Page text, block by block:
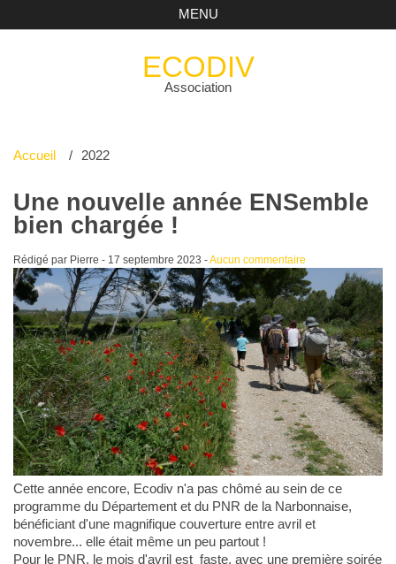
ECODIV
Association
MENU
Accueil 2022
Une nouvelle année ENSemble
bien chargée !
Rédigé par Pierre - 17 septembre 2023 -Aucun commentaire
Cette année encore, Ecodiv n'a pas chômé au sein de ce
programme du Département et du PNR de la Narbonnaise,
bénéficiant d'une magnifique couverture entre avril et
novembre... elle était même un peu partout !
Pour le PNR, le mois d'avril est faste, avec une première soirée